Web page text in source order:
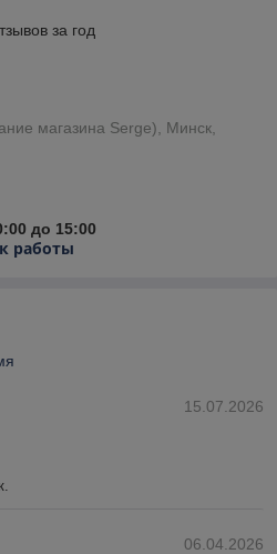
за год
магазина Serge), Минск,
до 15:00
работы
15.07.2026
06.04.2026